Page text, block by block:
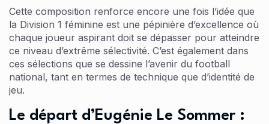
Cette composition renforce encore une fois l’idée que
la Division 1 féminine est une pépinière d’excellence où
chaque joueur aspirant doit se dépasser pour atteindre
ce niveau d’extrême sélectivité. C’est également dans
ces sélections que se dessine l’avenir du football
national, tant en termes de technique que d’identité de
jeu.
Le départ d’Eugénie Le Sommer :